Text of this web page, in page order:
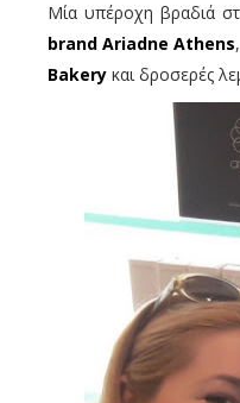
Μία υπέροχη βραδιά
brand Ariadne Athens
Bakery και δροσερές